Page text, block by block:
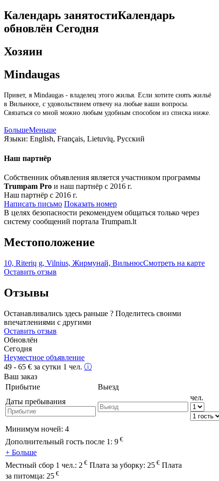
Календарь занятостиКалендарь
обновлён Сегодня
Хозяин
Mindaugas
Привет, я Mindaugas - владелец этого жилья. Если хотите снять жильё
в Вильнюсе, с удовольствием отвечу на любые ваши вопросы.
Связаться со мной можно любым удобным способом из списка ниже.
БольшеМеньше
Языки: English, Français, Lietuvių, Русский
Наш партнёр
Собственник объявления является участником программы
Trumpam Pro и наш партнёр с 2016 г.
Наш партнёр с 2016 г.
Написать письмо Показать номер
В целях безопасности рекомендуем общаться только через
систему сообщений портала Trumpam.lt
Местоположение
10, Riterių g, Vilnius, Жирмунай, ВильнюсСмотреть на карте
Оставить отзыв
Отзывы
Останавливались здесь раньше ? Поделитесь своими
впечатлениями с другими
Оставить отзыв
Обновлён
Сегодня
Неуместное объявление
49 - 65 € за сутки 1 чел. ⓘ
Ваш заказ
Прибытие
Выезд
Даты пребывания
чел.
Минимум ночей: 4
Дополнительный гость после 1: 9 €
+ Больше
Местный сбор 1 чел.: 2 € Плата за уборку: 25 € Плата
за питомца: 25 €